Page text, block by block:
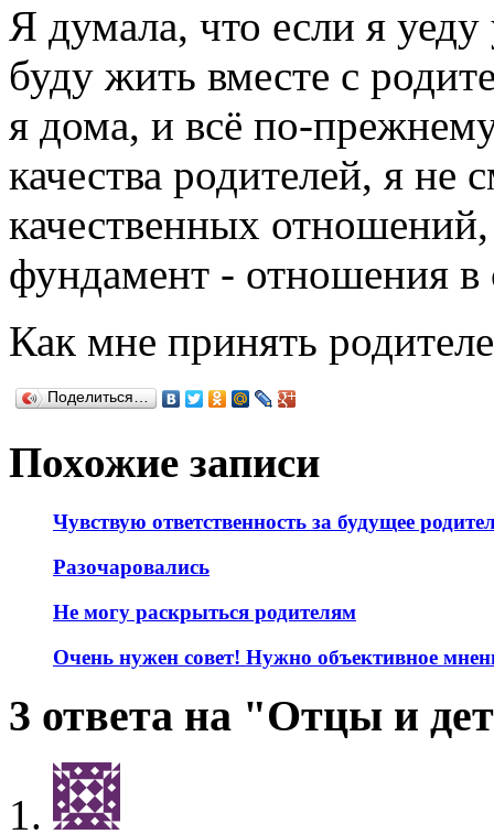
Я думала, что если я
буду жить вместе с
я дома, и всё по-
качества родителей, я
качественных
фундамент - отношения в
Как мне принять
Поделиться…
Похожие записи
Чувствую ответственность за будущее
Разочаровались
Не могу раскрыться родителям
Очень нужен совет! Нужно объективное
3 ответа на "Отцы и